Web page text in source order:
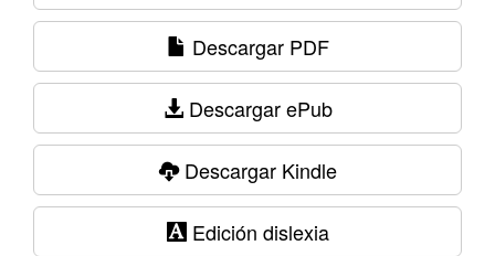
Descargar PDF
Descargar ePub
Descargar Kindle
Edición dislexia